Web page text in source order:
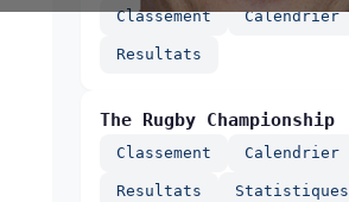
Classement Calendrier
Resultats
The Rugby Championship
Classement Calendrier
Resultats Statistiques